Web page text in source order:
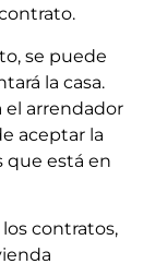
se puede
la casa.
el arrendador
aceptar la
que está en
contratos,